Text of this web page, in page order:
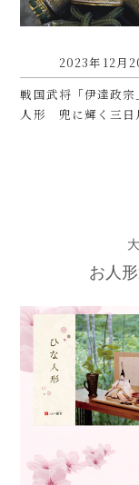
2023年12月
戦国武将「伊達政宗
人形 兜に輝く三日
お人